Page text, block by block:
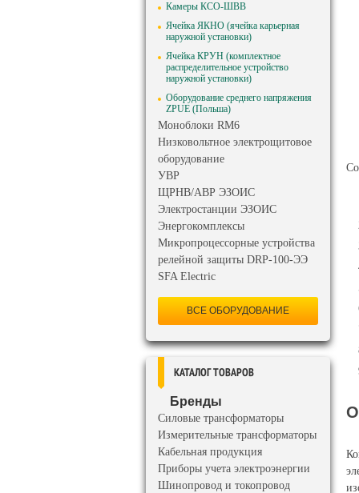
Камеры КСО-ШВВ
Ячейка ЯКНО (ячейка карьерная
наружной установки)
Ячейка КРУН (комплектное
распределительное устройство
наружной установки)
Оборудование среднего напряжения
ZPUE (Польша)
Моноблоки RM6
Низковольтное электрощитовое
оборудование
УВР
ЩРНВ/АВР ЭЗОИС
Электростанции ЭЗОИС
Энергокомплексы
Микропроцессорные устройства
релейной защиты DRP-100-ЭЭ
SFA Electric
ВСЕ ОБОРУДОВАНИЕ
КАТАЛОГ ТОВАРОВ
Бренды
Силовые трансформаторы
Измерительные трансформаторы
Кабельная продукция
Приборы учета электроэнергии
Шинопровод и токопровод